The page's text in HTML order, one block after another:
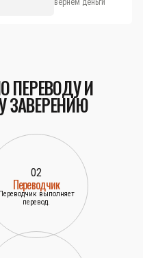
вернём деньги
ПЕРЕВОДУ И
ЗАВЕРЕНИЮ
02
Переводчик
Переводчик выполняет
перевод.